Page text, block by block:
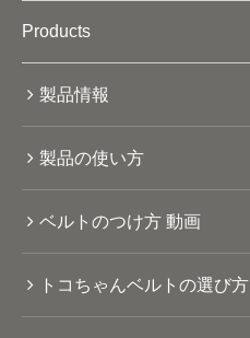
Products
製品情報
製品の使い方
ベルトのつけ方 動画
トコちゃんベルトの選び方